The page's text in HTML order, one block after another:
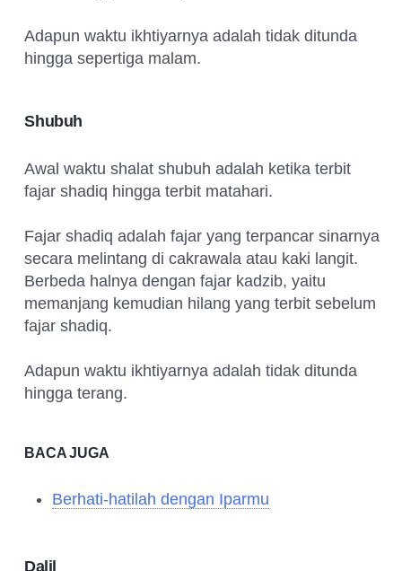
Adapun waktu ikhtiyarnya adalah tidak ditunda
hingga sepertiga malam.
Shubuh
Awal waktu shalat shubuh adalah ketika terbit
fajar shadiq hingga terbit matahari.
Fajar shadiq adalah fajar yang terpancar sinarnya
secara melintang di cakrawala atau kaki langit.
Berbeda halnya dengan fajar kadzib, yaitu
memanjang kemudian hilang yang terbit sebelum
fajar shadiq.
Adapun waktu ikhtiyarnya adalah tidak ditunda
hingga terang.
BACA JUGA
Berhati-hatilah dengan Iparmu
Dalil